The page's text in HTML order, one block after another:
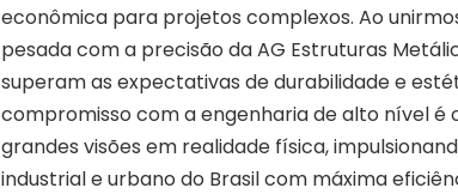
econômica para projetos complexos. Ao
pesada com a precisão da AG Estruturas
superam as expectativas de durabilidade e
compromisso com a engenharia de alto nível
grandes visões em realidade física,
industrial e urbano do Brasil com máxima